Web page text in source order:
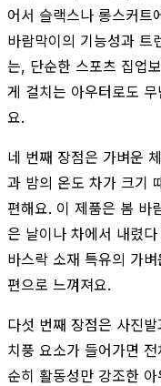
어서 슬랙스나 롱스커트
바람막이의 기능성과 트
는, 단순한 스포츠 집업
게 걸치는 아우터로도
요.
네 번째 장점은 가벼운
과 밤의 온도 차가 크기
편해요. 이 제품은 봄 바
은 날이나 차에서 내렸
바스락 소재 특유의 가
편으로 느껴져요.
다섯 번째 장점은 사진
치풍 요소가 들어가면
순히 활동성만 강조한 아